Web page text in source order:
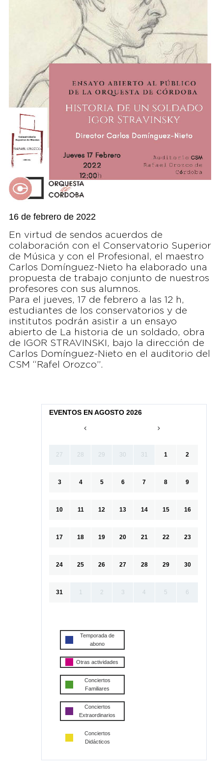
16 de febrero de 2022
En virtud de sendos acuerdos de
colaboración con el Conservatorio Superior
de Música y con el Profesional, el maestro
Carlos Domínguez-Nieto ha elaborado una
propuesta de trabajo conjunto de nuestros
profesores con sus alumnos.
Para el jueves, 17 de febrero a las 12 h,
estudiantes de los conservatorios y de
institutos podrán asistir a un ensayo
abierto de La historia de un soldado, obra
de IGOR STRAVINSKI, bajo la dirección de
Carlos Domínguez-Nieto en el auditorio del
CSM “Rafel Orozco”.
EVENTOS EN AGOSTO 2026
27 28 29 30 31 1 2
3 4 5 6 7 8 9
10 11 12 13 14 15 16
17 18 19 20 21 22 23
24 25 26 27 28 29 30
31 1 2 3 4 5 6
Temporada de
abono
Otras actividades
Conciertos
Familiares
Conciertos
Extraordinarios
Conciertos
Didácticos